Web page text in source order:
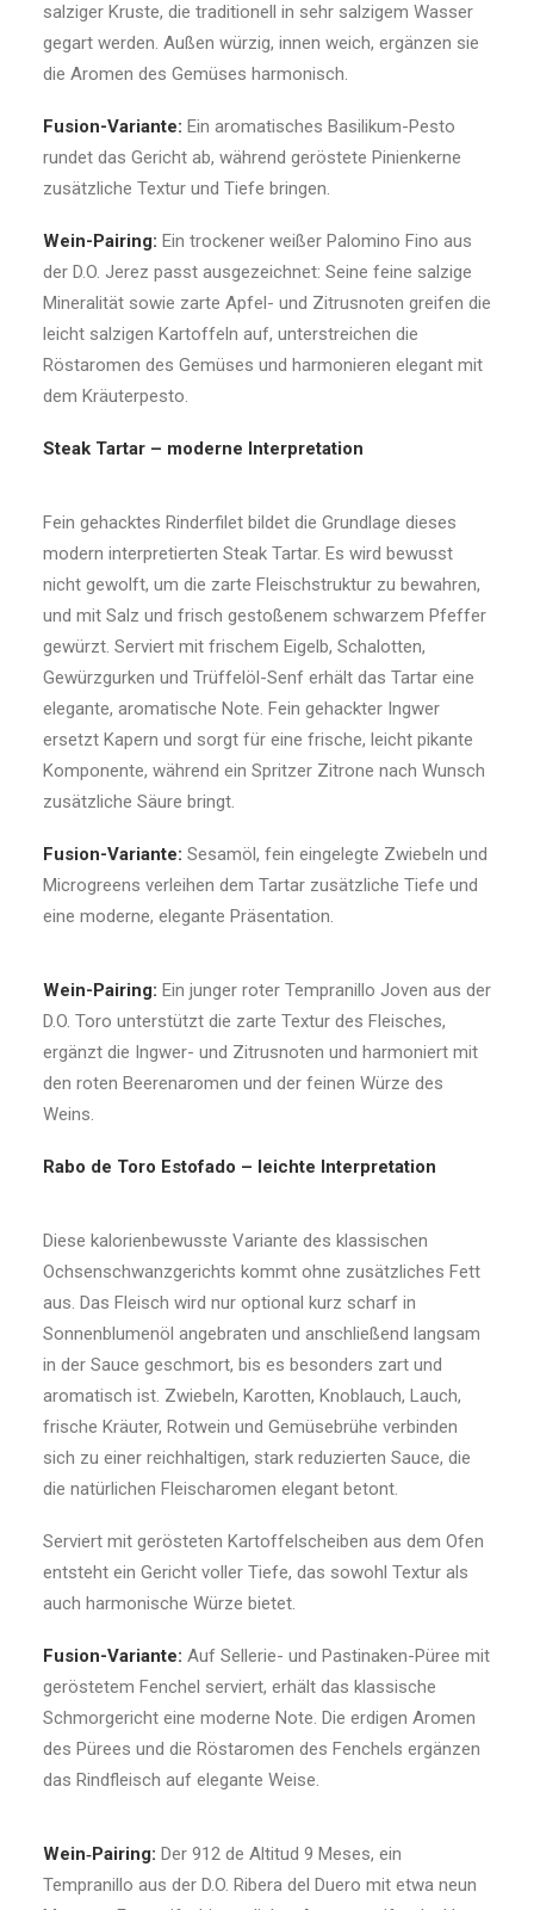
salziger Kruste, die traditionell in sehr salzigem Wasser
gegart werden. Außen würzig, innen weich, ergänzen sie
die Aromen des Gemüses harmonisch.
Fusion-Variante: Ein aromatisches Basilikum-Pesto
rundet das Gericht ab, während geröstete Pinienkerne
zusätzliche Textur und Tiefe bringen.
Wein-Pairing: Ein trockener weißer Palomino Fino aus
der D.O. Jerez passt ausgezeichnet: Seine feine salzige
Mineralität sowie zarte Apfel- und Zitrusnoten greifen die
leicht salzigen Kartoffeln auf, unterstreichen die
Röstaromen des Gemüses und harmonieren elegant mit
dem Kräuterpesto.
Steak Tartar – moderne Interpretation
Fein gehacktes Rinderfilet bildet die Grundlage dieses
modern interpretierten Steak Tartar. Es wird bewusst
nicht gewolft, um die zarte Fleischstruktur zu bewahren,
und mit Salz und frisch gestoßenem schwarzem Pfeffer
gewürzt. Serviert mit frischem Eigelb, Schalotten,
Gewürzgurken und Trüffelöl-Senf erhält das Tartar eine
elegante, aromatische Note. Fein gehackter Ingwer
ersetzt Kapern und sorgt für eine frische, leicht pikante
Komponente, während ein Spritzer Zitrone nach Wunsch
zusätzliche Säure bringt.
Fusion-Variante: Sesamöl, fein eingelegte Zwiebeln und
Microgreens verleihen dem Tartar zusätzliche Tiefe und
eine moderne, elegante Präsentation.
Wein-Pairing: Ein junger roter Tempranillo Joven aus der
D.O. Toro unterstützt die zarte Textur des Fleisches,
ergänzt die Ingwer- und Zitrusnoten und harmoniert mit
den roten Beerenaromen und der feinen Würze des
Weins.
Rabo de Toro Estofado – leichte Interpretation
Diese kalorienbewusste Variante des klassischen
Ochsenschwanzgerichts kommt ohne zusätzliches Fett
aus. Das Fleisch wird nur optional kurz scharf in
Sonnenblumenöl angebraten und anschließend langsam
in der Sauce geschmort, bis es besonders zart und
aromatisch ist. Zwiebeln, Karotten, Knoblauch, Lauch,
frische Kräuter, Rotwein und Gemüsebrühe verbinden
sich zu einer reichhaltigen, stark reduzierten Sauce, die
die natürlichen Fleischaromen elegant betont.
Serviert mit gerösteten Kartoffelscheiben aus dem Ofen
entsteht ein Gericht voller Tiefe, das sowohl Textur als
auch harmonische Würze bietet.
Fusion-Variante: Auf Sellerie- und Pastinaken-Püree mit
geröstetem Fenchel serviert, erhält das klassische
Schmorgericht eine moderne Note. Die erdigen Aromen
des Pürees und die Röstaromen des Fenchels ergänzen
das Rindfleisch auf elegante Weise.
Wein‑Pairing: Der 912 de Altitud 9 Meses, ein
Tempranillo aus der D.O. Ribera del Duero mit etwa neun